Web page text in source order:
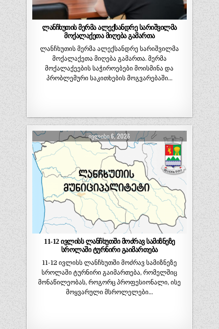
ლანჩხუთის მერმა ალექსანდრე სარიშვილმა
მოქალაქეთა მიღება გამართა
ლანჩხუთის მერმა ალექსანდრე სარიშვილმა
მოქალაქეთა მიღება გამართა. მერმა
მოქალაქეების საჭიროებები მოისმინა და
პრობლემური საკითხების მოგვარებაში…
ᲘᲕᲚᲘᲡᲘ 6, 2026
11-12 ივლისს ლანჩხუთში მოძრავ სამიზნეზე
სროლაში ტურნირი გაიმართება
11-12 ივლისს ლანჩხუთში მოძრავ სამიზნეზე
სროლაში ტურნირი გაიმართება, რომელშიც
მონაწილეობას, როგორც პროფესიონალი, ისე
მოყვარული მსროლელები…